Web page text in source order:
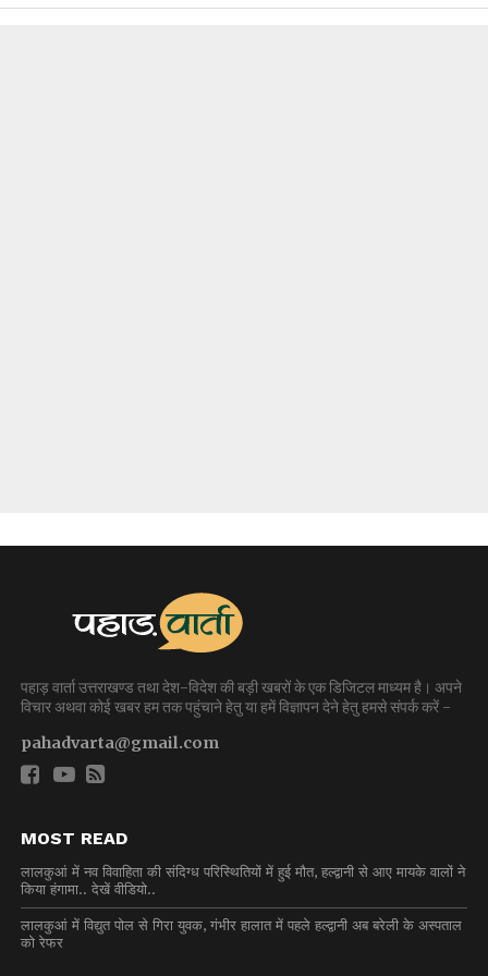
पहाड़ वार्ता उत्तराखण्ड तथा देश-विदेश की बड़ी खबरों के एक डिजिटल माध्यम है। अपने
विचार अथवा कोई खबर हम तक पहुंचाने हेतु या हमें विज्ञापन देने हेतु हमसे संपर्क करें -
pahadvarta@gmail.com
MOST READ
लालकुआं में नव विवाहिता की संदिग्ध परिस्थितियों में हुई मौत, हल्द्वानी से आए मायके वालों ने
किया हंगामा.. देखें वीडियो..
लालकुआं में विद्युत पोल से गिरा युवक, गंभीर हालात में पहले हल्द्वानी अब बरेली के अस्पताल
को रेफर